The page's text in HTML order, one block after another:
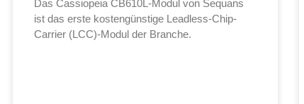
Das Cassiopeia CB610L-Modul von Sequans
ist das erste kostengünstige Leadless-Chip-
Carrier (LCC)-Modul der Branche.